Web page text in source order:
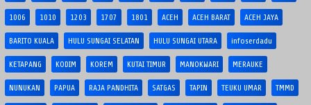
1006 1010 1203 1707 1801 ACEH ACEH BARAT ACEH JAYA
BARITO KUALA HULU SUNGAI SELATAN HULU SUNGAI UTARA infoserdadu
KETAPANG KODIM KOREM KUTAI TIMUR MANOKWARI MERAUKE
NUNUKAN PAPUA RAJA PANDHITA SATGAS TAPIN TEUKU UMAR TMMD